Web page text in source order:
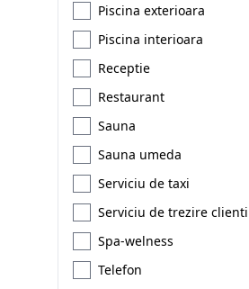
Piscina exterioara
Piscina interioara
Receptie
Restaurant
Sauna
Sauna umeda
Serviciu de taxi
Serviciu de trezire clienti
Spa-welness
Telefon